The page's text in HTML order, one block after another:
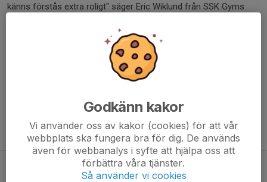
känns förstås extra roligt" säger Eric Wiklund från SSK Gyms
Leverans och montage av den nya utrustningen kommer ske i
början på augusti och nyöppningen sker i mitten på augusti.
Tidigare nyheter
Imorgon händer det grejer på Billbäcks Arena!
5 aug, 14:49
Godkänn kakor
Vi använder oss av kakor (cookies) för att vår
webbplats ska fungera bra för dig. De används
även för webbanalys i syfte att hjälpa oss att
förbättra våra tjänster.
Så använder vi cookies